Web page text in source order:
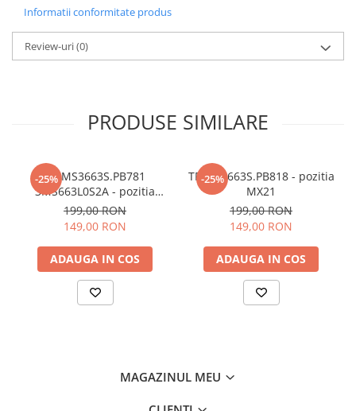
Informatii conformitate produs
Review-uri(0)
PRODUSE SIMILARE
-25%TP.MS3663S.PB781
3MS663L0S2A - pozitia
MX22
199,00 RON
149,00 RON
ADAUGA IN COS
-25%
TP.MS3663S.PB818 - pozitia
MX21
199,00 RON
149,00 RON
ADAUGA IN COS
MAGAZINUL MEU